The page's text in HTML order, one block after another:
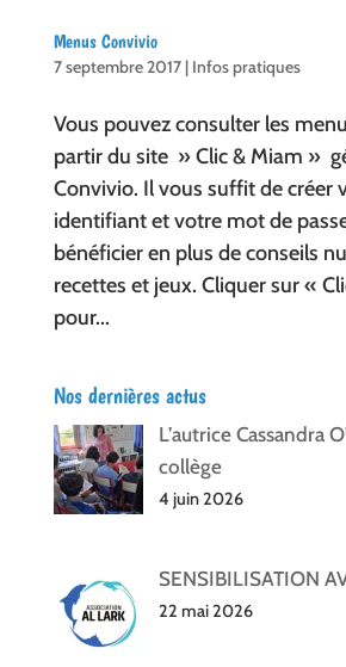
Menus Convivio
7 septembre 2017| Infos pratiques
Vous pouvez consulter les
partir du site » Clic & Miam »
Convivio. Il vous suffit de créer
identifiant et votre mot de
bénéficier en plus de conseils
recettes et jeux. Cliquer sur «
pour...
Nos dernières actus
L’autrice Cassandra
collège
4 juin 2026
SENSIBILISATION
22 mai 2026